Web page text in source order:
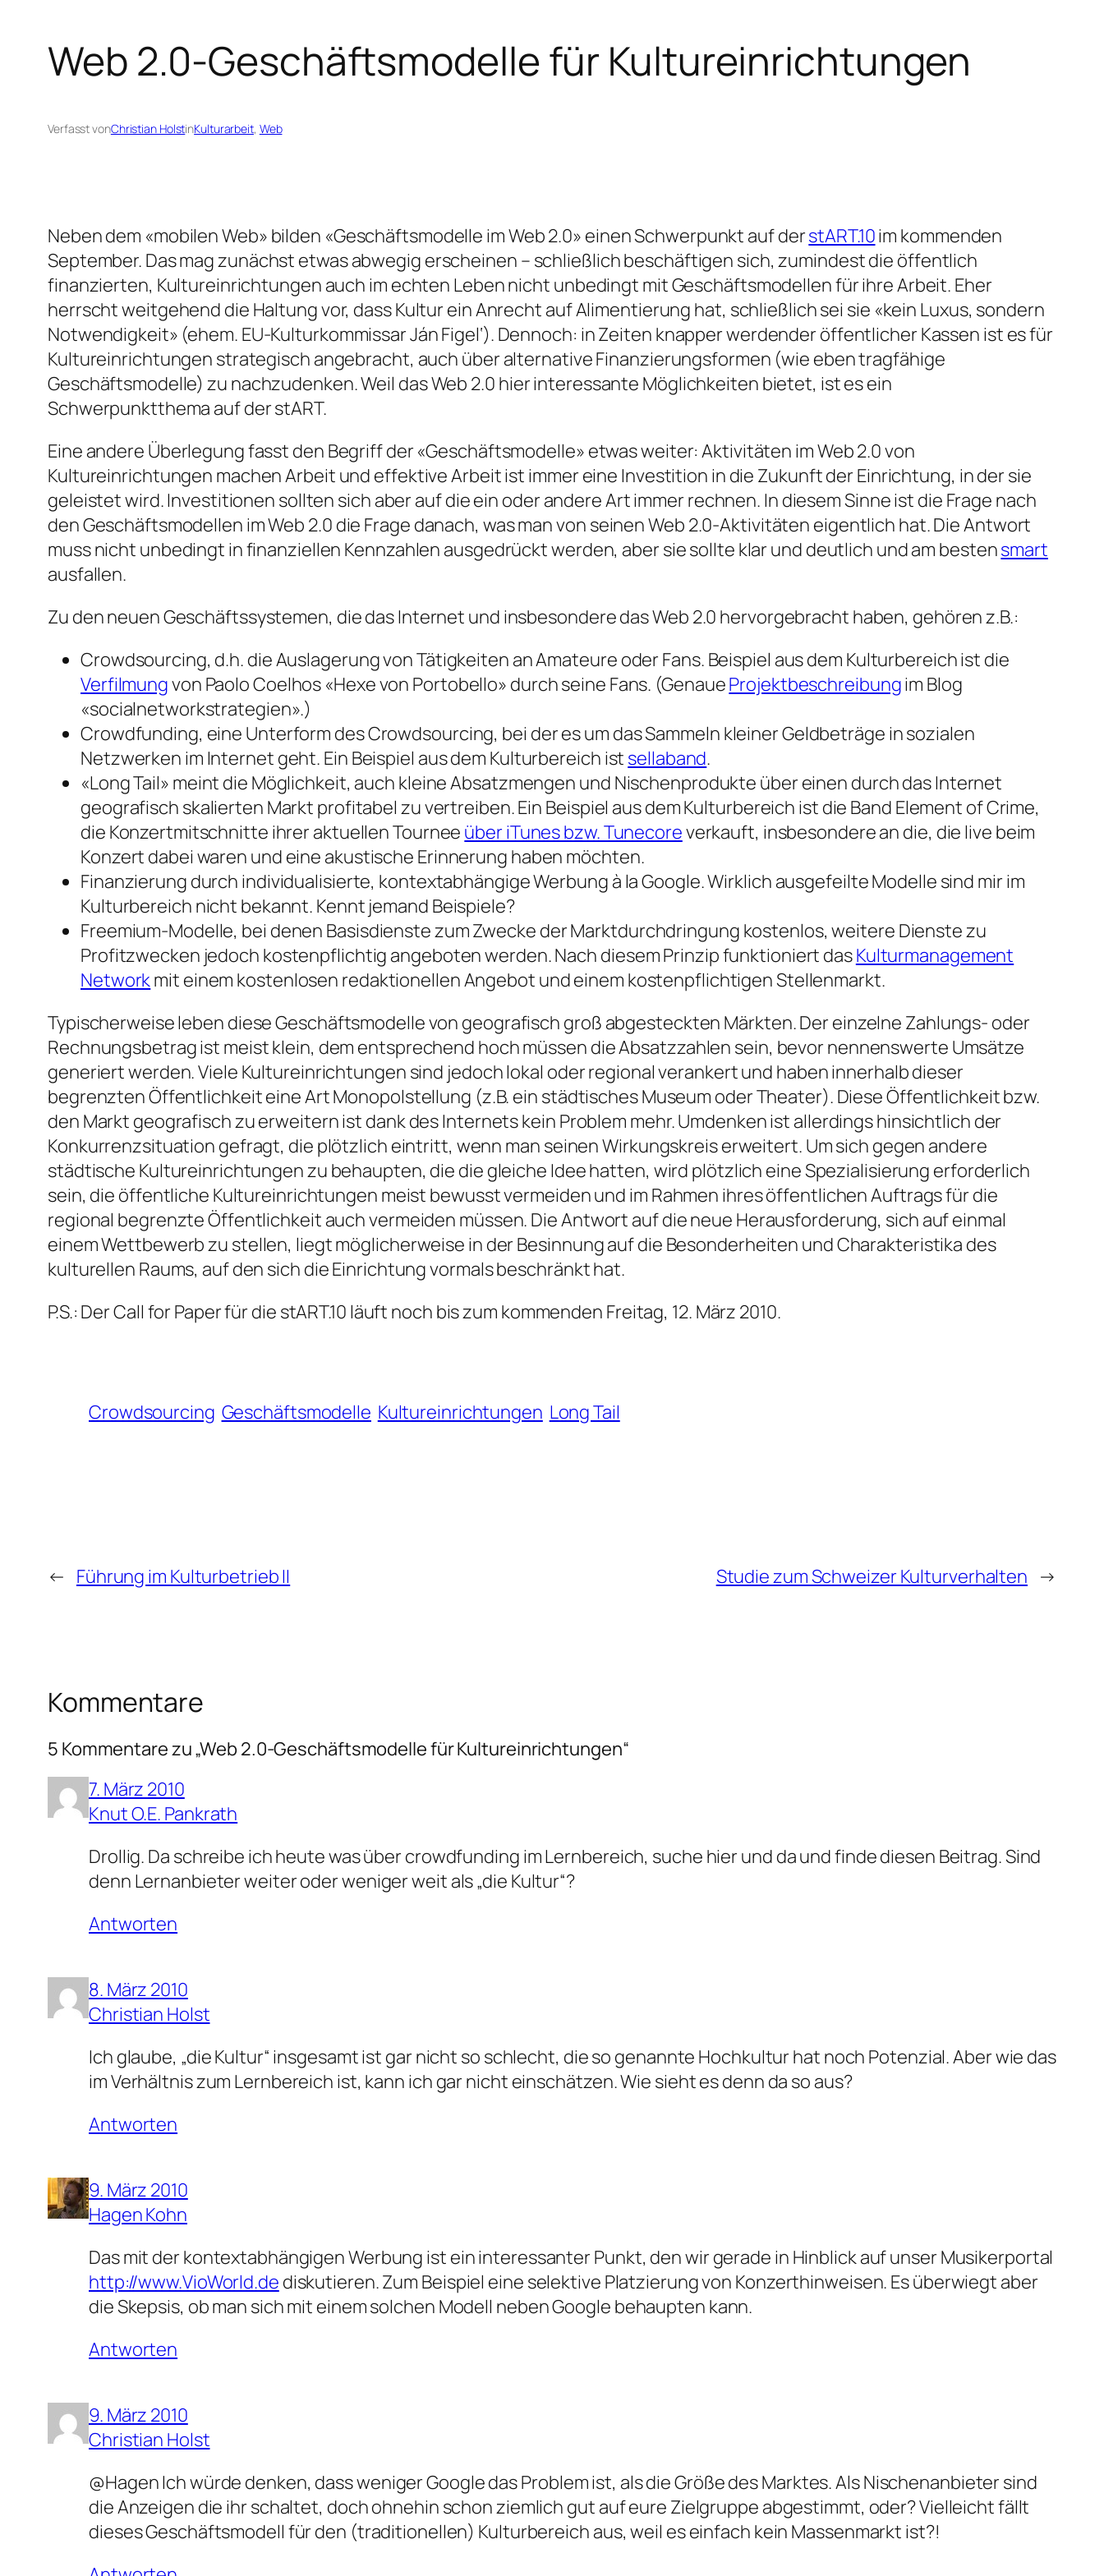
Web 2.0-Geschäftsmodelle für Kultureinrichtungen
Verfasst vonChristian HolstinKulturarbeit, Web
Neben dem «mobilen Web» bilden «Geschäftsmodelle im Web 2.0» einen Schwerpunkt auf derstART.10im kommenden
September. Das mag zunächst etwas abwegig erscheinen – schließlich beschäftigen sich, zumindest die öffentlich
finanzierten, Kultureinrichtungen auch im echten Leben nicht unbedingt mit Geschäftsmodellen für ihre Arbeit. Eher
herrscht weitgehend die Haltung vor, dass Kultur ein Anrecht auf Alimentierung hat, schließlich sei sie «kein Luxus, sondern
Notwendigkeit» (ehem. EU-Kulturkommissar Ján Figel‘). Dennoch: in Zeiten knapper werdender öffentlicher Kassen ist es für
Kultureinrichtungen strategisch angebracht, auch über alternative Finanzierungsformen (wie eben tragfähige
Geschäftsmodelle) zu nachzudenken. Weil das Web 2.0 hier interessante Möglichkeiten bietet, ist es ein
Schwerpunktthema auf der stART.
Eine andere Überlegung fasst den Begriff der «Geschäftsmodelle» etwas weiter: Aktivitäten im Web 2.0 von
Kultureinrichtungen machen Arbeit und effektive Arbeit ist immer eine Investition in die Zukunft der Einrichtung, in der sie
geleistet wird. Investitionen sollten sich aber auf die ein oder andere Art immer rechnen. In diesem Sinne ist die Frage nach
den Geschäftsmodellen im Web 2.0 die Frage danach, was man von seinen Web 2.0-Aktivitäten eigentlich hat. Die Antwort
muss nicht unbedingt in finanziellen Kennzahlen ausgedrückt werden, aber sie sollte klar und deutlich und am bestensmart
ausfallen.
Zu den neuen Geschäftssystemen, die das Internet und insbesondere das Web 2.0 hervorgebracht haben, gehören z.B.:
Crowdsourcing, d.h. die Auslagerung von Tätigkeiten an Amateure oder Fans. Beispiel aus dem Kulturbereich ist die
Verfilmungvon Paolo Coelhos «Hexe von Portobello» durch seine Fans. (GenaueProjektbeschreibungim Blog
«socialnetworkstrategien».)
Crowdfunding, eine Unterform des Crowdsourcing, bei der es um das Sammeln kleiner Geldbeträge in sozialen
Netzwerken im Internet geht. Ein Beispiel aus dem Kulturbereich ist sellaband.
«Long Tail» meint die Möglichkeit, auch kleine Absatzmengen und Nischenprodukte über einen durch das Internet
geografisch skalierten Markt profitabel zu vertreiben. Ein Beispiel aus dem Kulturbereich ist die Band Element of Crime,
die Konzertmitschnitte ihrer aktuellen Tournee über iTunes bzw. Tunecoreverkauft, insbesondere an die, die live beim
Konzert dabei waren und eine akustische Erinnerung haben möchten.
Finanzierung durch individualisierte, kontextabhängige Werbung à la Google. Wirklich ausgefeilte Modelle sind mir im
Kulturbereich nicht bekannt. Kennt jemand Beispiele?
Freemium-Modelle, bei denen Basisdienste zum Zwecke der Marktdurchdringung kostenlos, weitere Dienste zu
Profitzwecken jedoch kostenpflichtig angeboten werden. Nach diesem Prinzip funktioniert dasKulturmanagement
Networkmit einem kostenlosen redaktionellen Angebot und einem kostenpflichtigen Stellenmarkt.
Typischerweise leben diese Geschäftsmodelle von geografisch groß abgesteckten Märkten. Der einzelne Zahlungs- oder
Rechnungsbetrag ist meist klein, dem entsprechend hoch müssen die Absatzzahlen sein, bevor nennenswerte Umsätze
generiert werden. Viele Kultureinrichtungen sind jedoch lokal oder regional verankert und haben innerhalb dieser
begrenzten Öffentlichkeit eine Art Monopolstellung (z.B. ein städtisches Museum oder Theater). Diese Öffentlichkeit bzw.
den Markt geografisch zu erweitern ist dank des Internets kein Problem mehr. Umdenken ist allerdings hinsichtlich der
Konkurrenzsituation gefragt, die plötzlich eintritt, wenn man seinen Wirkungskreis erweitert. Um sich gegen andere
städtische Kultureinrichtungen zu behaupten, die die gleiche Idee hatten, wird plötzlich eine Spezialisierung erforderlich
sein, die öffentliche Kultureinrichtungen meist bewusst vermeiden und im Rahmen ihres öffentlichen Auftrags für die
regional begrenzte Öffentlichkeit auch vermeiden müssen. Die Antwort auf die neue Herausforderung, sich auf einmal
einem Wettbewerb zu stellen, liegt möglicherweise in der Besinnung auf die Besonderheiten und Charakteristika des
kulturellen Raums, auf den sich die Einrichtung vormals beschränkt hat.
P.S.: Der Call for Paper für die stART.10 läuft noch bis zum kommenden Freitag, 12. März 2010.
Crowdsourcing Geschäftsmodelle Kultureinrichtungen Long Tail
← Führung im Kulturbetrieb II Studie zum Schweizer Kulturverhalten →
Kommentare
5 Kommentare zu „Web 2.0-Geschäftsmodelle für Kultureinrichtungen“
7. März 2010
Knut O.E. Pankrath
Drollig. Da schreibe ich heute was über crowdfunding im Lernbereich, suche hier und da und finde diesen Beitrag. Sind
denn Lernanbieter weiter oder weniger weit als „die Kultur“?
Antworten
8. März 2010
Christian Holst
Ich glaube, „die Kultur“ insgesamt ist gar nicht so schlecht, die so genannte Hochkultur hat noch Potenzial. Aber wie das
im Verhältnis zum Lernbereich ist, kann ich gar nicht einschätzen. Wie sieht es denn da so aus?
Antworten
9. März 2010
Hagen Kohn
Das mit der kontextabhängigen Werbung ist ein interessanter Punkt, den wir gerade in Hinblick auf unser Musikerportal
http://www.VioWorld.de diskutieren. Zum Beispiel eine selektive Platzierung von Konzerthinweisen. Es überwiegt aber
die Skepsis, ob man sich mit einem solchen Modell neben Google behaupten kann.
Antworten
9. März 2010
Christian Holst
@Hagen Ich würde denken, dass weniger Google das Problem ist, als die Größe des Marktes. Als Nischenanbieter sind
die Anzeigen die ihr schaltet, doch ohnehin schon ziemlich gut auf eure Zielgruppe abgestimmt, oder? Vielleicht fällt
dieses Geschäftsmodell für den (traditionellen) Kulturbereich aus, weil es einfach kein Massenmarkt ist?!